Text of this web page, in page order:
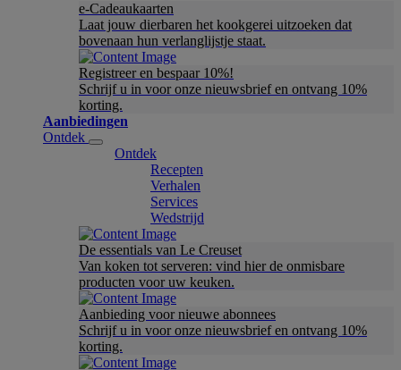
e-Cadeaukaarten
Laat jouw dierbaren het kookgerei uitzoeken dat
bovenaan hun verlanglijstje staat.
Registreer en bespaar 10%!
Schrijf u in voor onze nieuwsbrief en ontvang 10%
korting.
Aanbiedingen
Ontdek
Ontdek
Recepten
Verhalen
Services
Wedstrijd
De essentials van Le Creuset
Van koken tot serveren: vind hier de onmisbare
producten voor uw keuken.
Aanbieding voor nieuwe abonnees
Schrijf u in voor onze nieuwsbrief en ontvang 10%
korting.